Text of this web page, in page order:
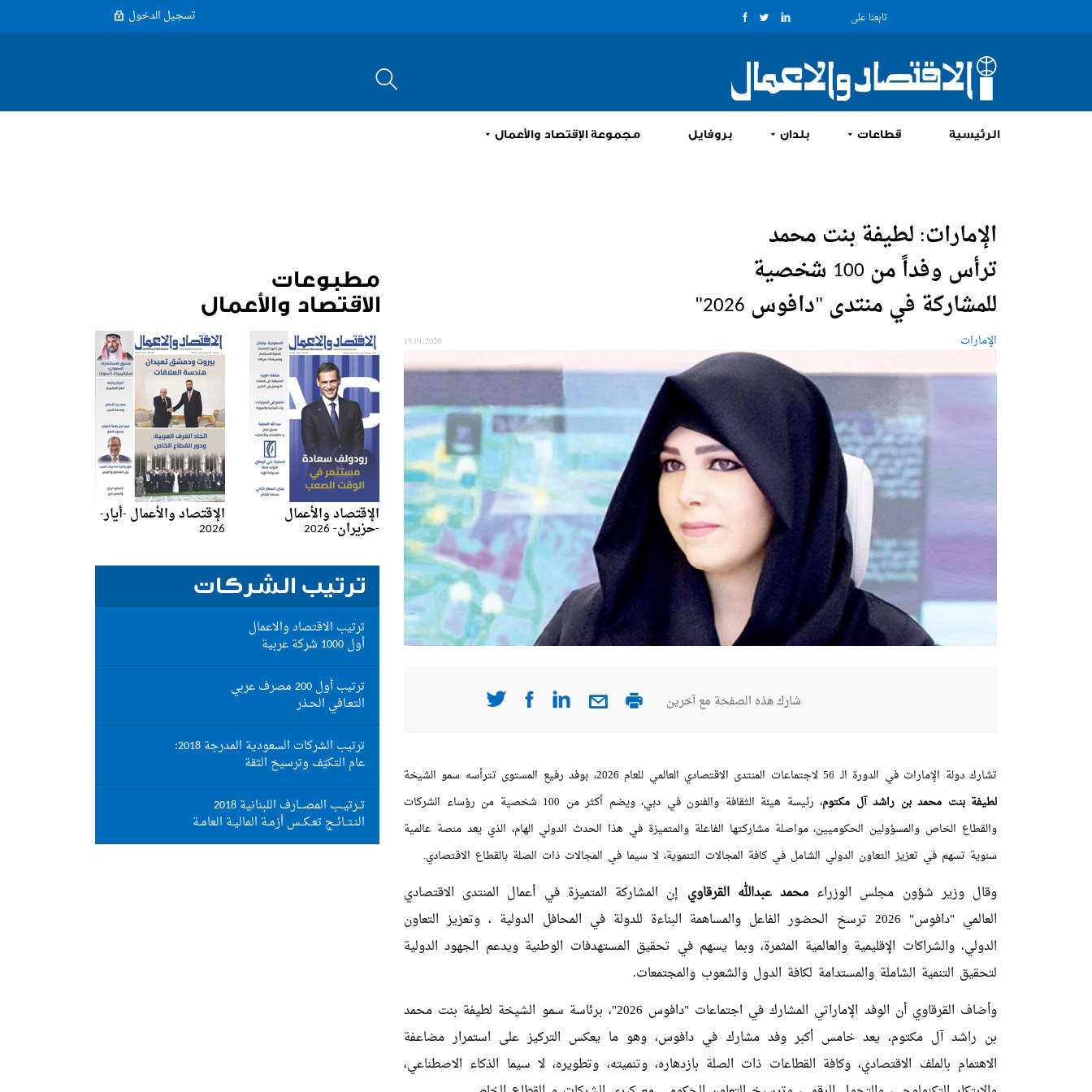
تابعنا على تسجيل الدخول
الرئيسية قطاعات بلدان بروفايل مجموعة الإقتصاد والأعمال
الإمارات: لطيفة بنت محمد
ترأس وفداً من 100 شخصية
للمشاركة في منتدى "دافوس 2026"
الإمارات 19.01.2026
شارك هذه الصفحة مع آخرين
تشارك دولة الإمارات في الدورة الـ 56 لاجتماعات المنتدى الاقتصادي العالمي للعام 2026، بوفد رفيع المستوى تترأسه سمو الشيخة
لطيفة بنت محمد بن راشد آل مكتوم
، رئيسة هيئة الثقافة والفنون في دبي، ويضم أكثر من 100 شخصية من رؤساء الشركات
والقطاع الخاص والمسؤولين الحكوميين، مواصلة مشاركتها الفاعلة والمتميزة في هذا الحدث الدولي الهام، الذي يعد منصة عالمية
سنوية تسهم في تعزيز التعاون الدولي الشامل في كافة المجالات التنموية، لا سيما في المجالات ذات الصلة بالقطاع الاقتصادي.
وقال وزير شؤون مجلس الوزراءمحمد عبدالله القرقاوي إن المشاركة المتميزة في أعمال المنتدى الاقتصادي
العالمي "دافوس" 2026 ترسخ الحضور الفاعل والمساهمة البناءة للدولة في المحافل الدولية ، وتعزيز التعاون
الدولي، والشراكات الإقليمية والعالمية المثمرة، وبما يسهم في تحقيق المستهدفات الوطنية ويدعم الجهود الدولية
لتحقيق التنمية الشاملة والمستدامة لكافة الدول والشعوب والمجتمعات.
وأضاف القرقاوي أن الوفد الإماراتي المشارك في اجتماعات "دافوس 2026"، برئاسة سمو الشيخة لطيفة بنت محمد
بن راشد آل مكتوم، يعد خامس أكبر وفد مشارك في دافوس، وهو ما يعكس التركيز على استمرار مضاعفة
الاهتمام بالملف الاقتصادي، وكافة القطاعات ذات الصلة بازدهاره، وتنميته، وتطويره، لا سيما الذكاء الاصطناعي،
مطبوعات
الاقتصاد والأعمال
الإقتصاد والأعمال
-حزيران- 2026
الإقتصاد والأعمال -أيار-
2026
ترتيب الشركات
ترتيب الاقتصاد والاعمال
أول 1000 شركة عربية
ترتيب أول 200 مصرف عربي
التعـافي الحـذر
ترتيب الشركات السعودية المدرجة 2018:
عام التكيّف وترسيخ الثقة
تــرتيــب المصـــارف اللبنانية 2018
النـتــائــج تعـكــس أزمـة الماليـة العامـة